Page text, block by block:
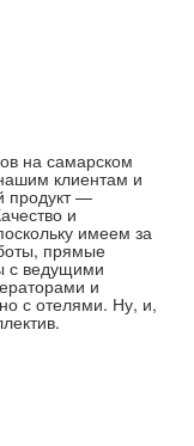
на самарском
клиентам и
продукт —
и
имеем за
прямые
с ведущими
и
с отелями. Ну, и,